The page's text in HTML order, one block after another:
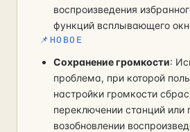
воспроизведения
функций всплывающего
📌 НОВОЕ
Сохранение громкости:
проблема, при которой
настройки громкости
переключении станций или
возобновлении